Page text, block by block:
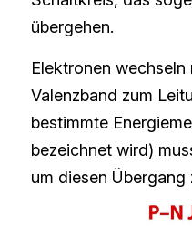
übergehen.
Elektronen
Valenzband zum
bestimmte
bezeichnet wird)
um diesen Übergang